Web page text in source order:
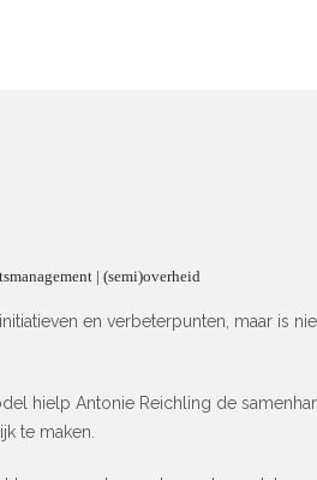
| (semi)overheid
en verbeterpunten, maar is
hielp Antonie Reichling de
te maken.